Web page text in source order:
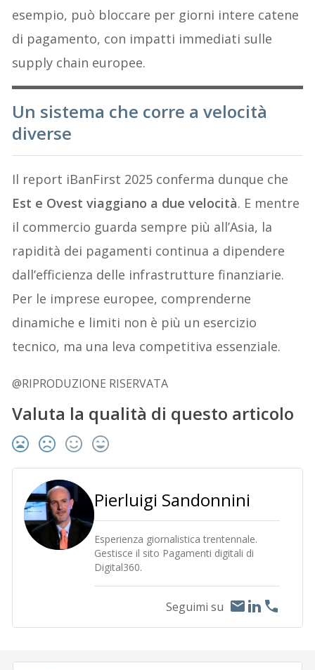
esempio, può bloccare per giorni intere catene
di pagamento, con impatti immediati sulle
supply chain europee.
Un sistema che corre a velocità
diverse
Il report iBanFirst 2025 conferma dunque che
Est e Ovest viaggiano a due velocità. E mentre
il commercio guarda sempre più all’Asia, la
rapidità dei pagamenti continua a dipendere
dall’efficienza delle infrastrutture finanziarie.
Per le imprese europee, comprenderne
dinamiche e limiti non è più un esercizio
tecnico, ma una leva competitiva essenziale.
@RIPRODUZIONE RISERVATA
Valuta la qualità di questo articolo
Pierluigi Sandonnini
Esperienza giornalistica trentennale.
Gestisce il sito Pagamenti digitali di
Digital360.
Seguimi su